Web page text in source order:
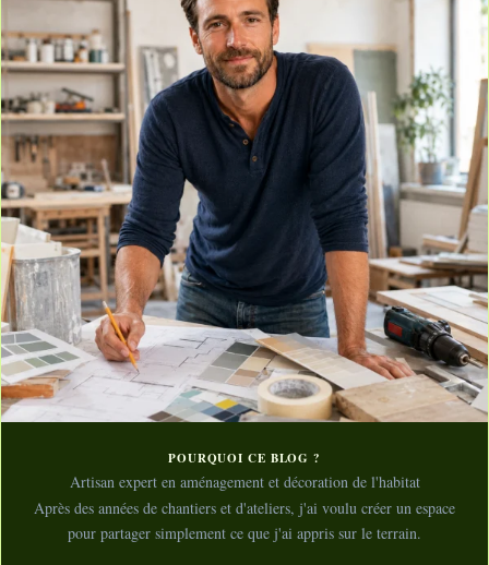
POURQUOI CE BLOG ?
Artisan expert en aménagement et décoration de l'habitat
Après des années de chantiers et d'ateliers, j'ai voulu créer un espace
pour partager simplement ce que j'ai appris sur le terrain.